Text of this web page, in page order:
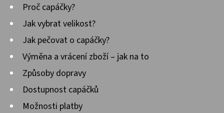
Proč capáčky?
Jak vybrat velikost?
Jak pečovat o capáčky?
Výměna a vrácení zboží – jak na to
Způsoby dopravy
Dostupnost capáčků
Možnosti platby